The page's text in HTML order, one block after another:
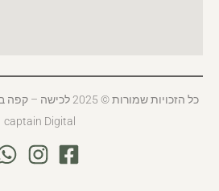
כל הזכויות שמורות © 2025 לכישה – קפה בשדות לכיש | Powered by
captain Digital